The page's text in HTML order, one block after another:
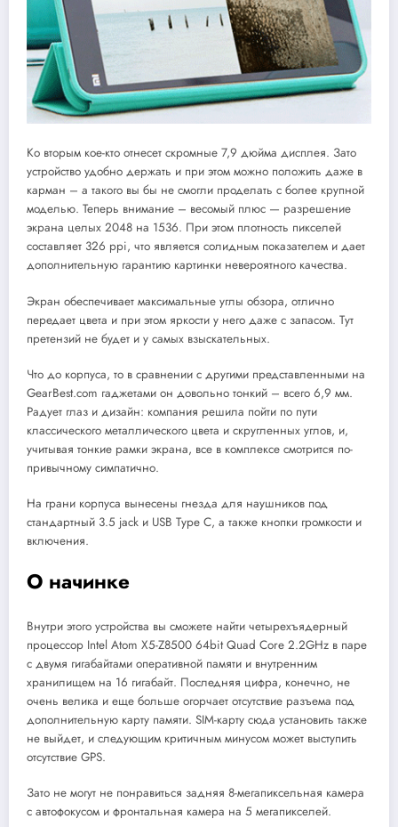
Ко вторым кое-кто отнесет скромные 7,9 дюйма дисплея. Зато
устройство удобно держать и при этом можно положить даже в
карман – а такого вы бы не смогли проделать с более крупной
моделью. Теперь внимание – весомый плюс — разрешение
экрана целых 2048 на 1536. При этом плотность пикселей
составляет 326 ppi, что является солидным показателем и дает
дополнительную гарантию картинки невероятного качества.
Экран обеспечивает максимальные углы обзора, отлично
передает цвета и при этом яркости у него даже с запасом. Тут
претензий не будет и у самых взыскательных.
Что до корпуса, то в сравнении с другими представленными на
GearBest.com гаджетами он довольно тонкий – всего 6,9 мм.
Радует глаз и дизайн: компания решила пойти по пути
классического металлического цвета и скругленных углов, и,
учитывая тонкие рамки экрана, все в комплексе смотрится по-
привычному симпатично.
На грани корпуса вынесены гнезда для наушников под
стандартный 3.5 jack и USB Type C, а также кнопки громкости и
включения.
О начинке
Внутри этого устройства вы сможете найти четырехъядерный
процессор Intel Atom X5-Z8500 64bit Quad Core 2.2GHz в паре
с двумя гигабайтами оперативной памяти и внутренним
хранилищем на 16 гигабайт. Последняя цифра, конечно, не
очень велика и еще больше огорчает отсутствие разъема под
дополнительную карту памяти. SIM-карту сюда установить также
не выйдет, и следующим критичным минусом может выступить
отсутствие GPS.
Зато не могут не понравиться задняя 8-мегапиксельная камера
с автофокусом и фронтальная камера на 5 мегапикселей.